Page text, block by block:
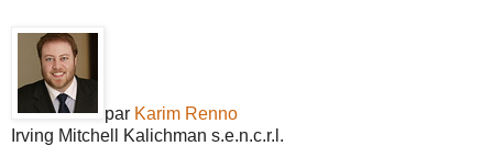
par Karim Renno
Irving Mitchell Kalichman s.e.n.c.r.l.